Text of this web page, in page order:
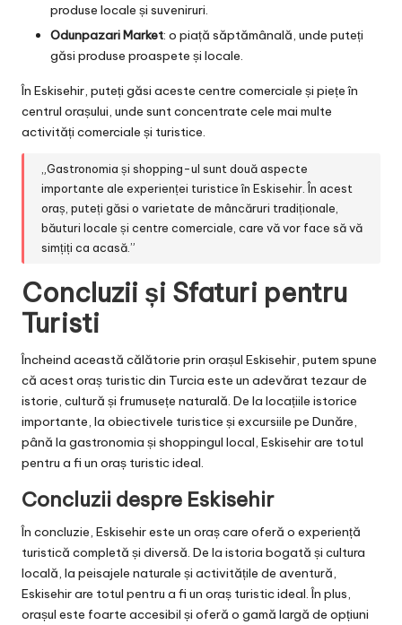
produse locale și suveniruri.
Odunpazari Market: o piață săptămânală, unde puteți
găsi produse proaspete și locale.
În Eskisehir, puteți găsi aceste centre comerciale și piețe în
centrul orașului, unde sunt concentrate cele mai multe
activități comerciale și turistice.
„Gastronomia și shopping-ul sunt două aspecte
importante ale experienței turistice în Eskisehir. În acest
oraș, puteți găsi o varietate de mâncăruri tradiționale,
băuturi locale și centre comerciale, care vă vor face să vă
simțiți ca acasă.”
Concluzii și Sfaturi pentru
Turisti
Încheind această călătorie prin orașul Eskisehir, putem spune
că acest oraș turistic din Turcia este un adevărat tezaur de
istorie, cultură și frumusețe naturală. De la locațiile istorice
importante, la obiectivele turistice și excursiile pe Dunăre,
până la gastronomia și shoppingul local, Eskisehir are totul
pentru a fi un oraș turistic ideal.
Concluzii despre Eskisehir
În concluzie, Eskisehir este un oraș care oferă o experiență
turistică completă și diversă. De la istoria bogată și cultura
locală, la peisajele naturale și activitățile de aventură,
Eskisehir are totul pentru a fi un oraș turistic ideal. În plus,
orașul este foarte accesibil și oferă o gamă largă de opțiuni